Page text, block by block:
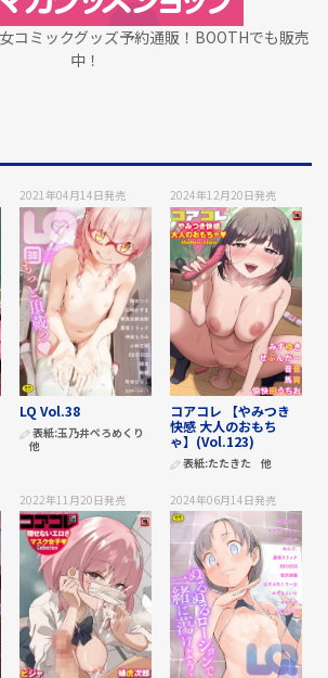
コミックグッズ予約通販！BOOTHでも販売
中！
2021年04月14日発売
LQ Vol.38
表紙:玉乃井ぺろめくり
他
2024年12月20日発売
コアコレ 【やみつき
快感 大人のおもち
ゃ】(Vol.123)
表紙:たたきた 他
2022年11月20日発売 2024年06月14日発売